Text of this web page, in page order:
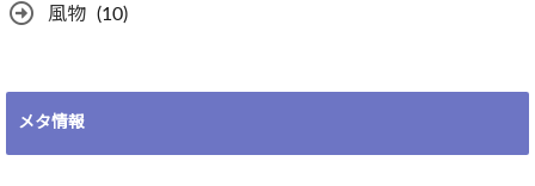
風物 (10)
メタ情報